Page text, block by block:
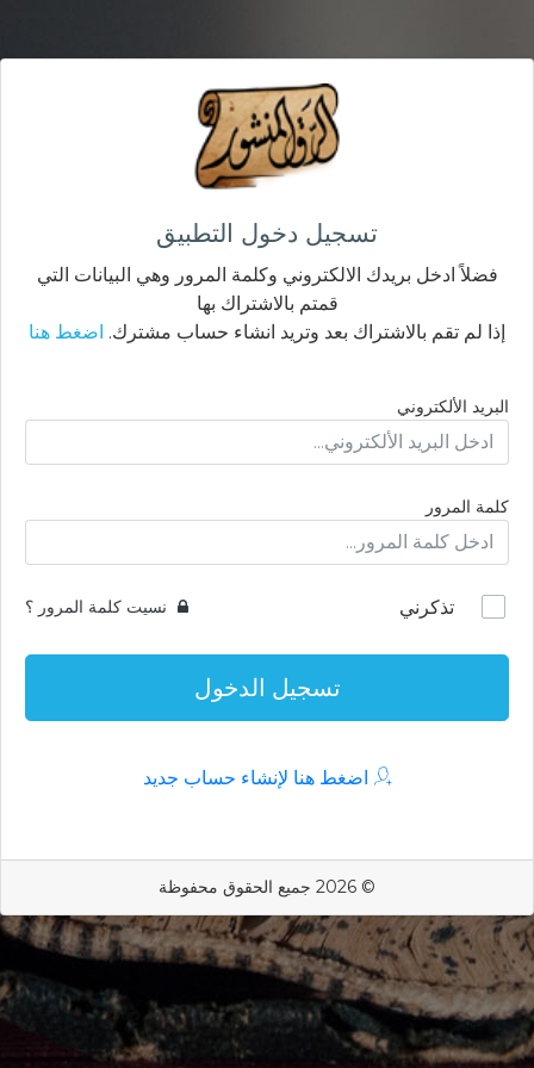
تسجيل دخول التطبيق
فضلاً ادخل بريدك الالكتروني وكلمة المرور وهي البيانات التي
قمتم بالاشتراك بها
إذا لم تقم بالاشتراك بعد وتريد انشاء حساب مشترك. اضغط هنا
البريد الألكتروني
كلمة المرور
تذكرني نسيت كلمة المرور ؟
تسجيل الدخول
اضغط هنا لإنشاء حساب جديد
© 2026 جميع الحقوق محفوظة